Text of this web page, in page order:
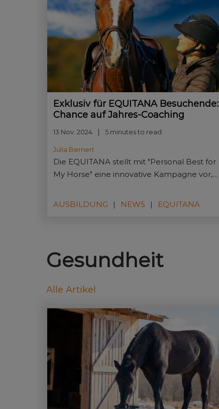
Exklusiv für EQUITANA Besuchende:
Chance auf Jahres-Coaching
13 Nov. 2024 5 minutes to read
Julia Bernert
Die EQUITANA stellt mit "Personal Best for
My Horse" eine innovative Kampagne vor,
ambitionierten Reiterinnen und Reitern die
Chance bietet, ihre Partnerschaft mit ihrem
AUSBILDUNG NEWS EQUITANA
Gesundheit
Alle Artikel